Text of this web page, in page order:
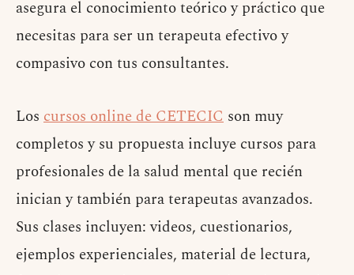
asegura el conocimiento teórico y práctico que
necesitas para ser un terapeuta efectivo y
compasivo con tus consultantes.
Los cursos online de CETECIC son muy
completos y su propuesta incluye cursos para
profesionales de la salud mental que recién
inician y también para terapeutas avanzados.
Sus clases incluyen: videos, cuestionarios,
ejemplos experienciales, material de lectura,